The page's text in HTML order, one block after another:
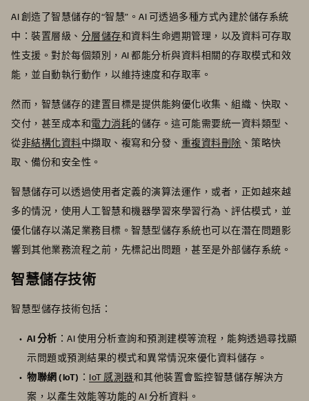
AI 創造了智慧儲存的“智慧”。AI 可透過多種方式內建於儲存系統
中：裝置層級、 分層儲存和資料生命週期管理，以及資料可存取
性支援。對於每個類別，AI 都能分析與資料相關的存取模式和效
能，並自動執行動作，以維持速度和存取率。
然而，智慧儲存的建置目標是提供能夠優化收集、組織、快取、
交付，甚至成本和電力消耗的儲存。這可能需要統一資料類型、
從非結構化資料中擷取、複寫和分發、 重複資料刪除 、策略快
取、備份和安全性。
智慧儲存可以透過使用者定義的演算法運作，或者，正如越來越
多的情況，使用人工智慧和機器學習來學習行為、評估模式，並
優化儲存以滿足業務目標。智慧型儲存系統也可以在潛在問題影
響到其他業務流程之前，先標記出問題，甚至是外部儲存系統。
智慧儲存技術
智慧型儲存技術包括：
AI 分析 ：AI 使用分析查詢和預測建模等流程，能夠透過尋找顯
示問題或預測結果的模式和異常情況來優化資料儲存。
物聯網 (IoT) ： IoT 感測器和其他裝置會監控智慧儲存解決方
案，以產生效能等功能的 AI 分析資料。